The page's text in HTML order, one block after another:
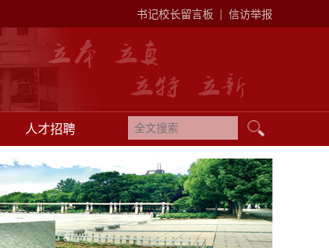
书记校长留言板 | 信访举报
人才招聘